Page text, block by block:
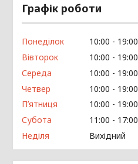
Графік роботи
Понеділок 10:00
19:00
Вівторок
10:00
19:00
Середа
10:00
19:00
Четвер
10:00
19:00
Пʼятниця
10:00
19:00
Субота
11:00
17:00
Неділя
Вихідний